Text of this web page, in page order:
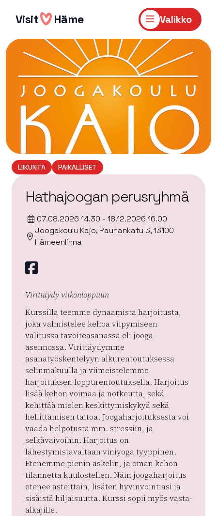
sisältöön
Visit Häme Valikko
LIIKUNTA PAIKALLISET
Hathajoogan perusryhmä
07.08.2026 14.30 - 18.12.2026 16.00
Joogakoulu Kajo, Rauhankatu 3, 13100
Hämeenlinna
Facebook
Virittäydy viikonloppuun
Kurssilla teemme dynaamista harjoitusta,
joka valmistelee kehoa viipymiseen
valitussa tavoiteasanassa eli jooga-
asennossa. Virittäydymme
asanatyöskentelyyn alkurentoutuksessa
selinmakuulla ja viimeistelemme
harjoituksen loppurentoutuksella. Harjoitus
lisää kehon voimaa ja notkeutta, sekä
kehittää mielen keskittymiskykyä sekä
hellittämisen taitoa. Joogaharjoituksesta voi
vaada helpotusta mm. stressiin, ja
selkävaivoihin. Harjoitus on
lähestymistavaltaan viniyoga tyyppinen.
Etenemme pienin askelin, ja oman kehon
tilannetta kuulostellen. Näin joogaharjoitus
etenee asteittain, lisäten hyvinvointiasi ja
sisäistä hiljaisuutta. Kurssi sopii myös vasta-
alkajille.